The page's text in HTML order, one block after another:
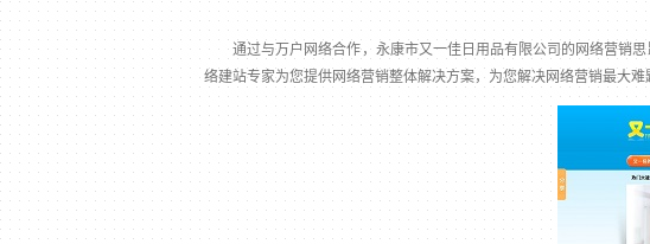
通过与万户网络合作，永康市又一佳日用品有限公司的网络营销思
络建站专家为您提供网络营销整体解决方案，为您解决网络营销最大